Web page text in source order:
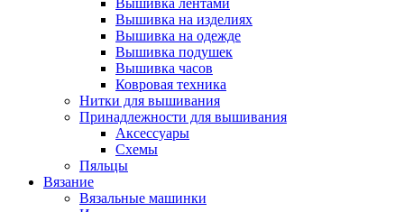
Вышивка лентами
Вышивка на изделиях
Вышивка на одежде
Вышивка подушек
Вышивка часов
Ковровая техника
Нитки для вышивания
Принадлежности для вышивания
Аксессуары
Схемы
Пяльцы
Вязание
Вязальные машинки